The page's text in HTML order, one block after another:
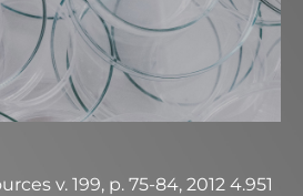
v. 199, p. 75-84, 2012 4.951